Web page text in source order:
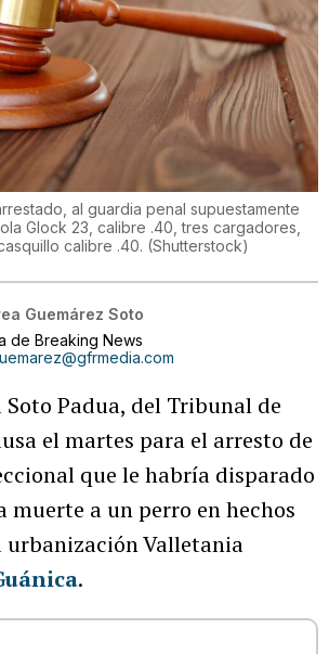
al guardia penal supuestamente
Glock 23, calibre .40, tres cargadores,
calibre .40. (Shutterstock)
Guemárez Soto
de Breaking News
Padua, del Tribunal de
el martes para el arresto de
que le habría disparado
muerte a un perro en hechos
urbanización Valletania
.